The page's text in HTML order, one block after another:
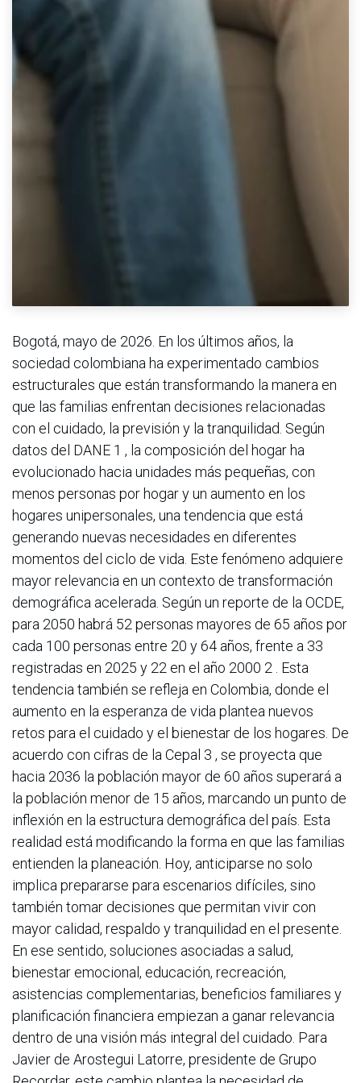
Bogotá, mayo de 2026. En los últimos años, la
sociedad colombiana ha experimentado cambios
estructurales que están transformando la manera en
que las familias enfrentan decisiones relacionadas
con el cuidado, la previsión y la tranquilidad. Según
datos del DANE 1 , la composición del hogar ha
evolucionado hacia unidades más pequeñas, con
menos personas por hogar y un aumento en los
hogares unipersonales, una tendencia que está
generando nuevas necesidades en diferentes
momentos del ciclo de vida. Este fenómeno adquiere
mayor relevancia en un contexto de transformación
demográfica acelerada. Según un reporte de la OCDE,
para 2050 habrá 52 personas mayores de 65 años por
cada 100 personas entre 20 y 64 años, frente a 33
registradas en 2025 y 22 en el año 2000 2 . Esta
tendencia también se refleja en Colombia, donde el
aumento en la esperanza de vida plantea nuevos
retos para el cuidado y el bienestar de los hogares. De
acuerdo con cifras de la Cepal 3 , se proyecta que
hacia 2036 la población mayor de 60 años superará a
la población menor de 15 años, marcando un punto de
inflexión en la estructura demográfica del país. Esta
realidad está modificando la forma en que las familias
entienden la planeación. Hoy, anticiparse no solo
implica prepararse para escenarios difíciles, sino
también tomar decisiones que permitan vivir con
mayor calidad, respaldo y tranquilidad en el presente.
En ese sentido, soluciones asociadas a salud,
bienestar emocional, educación, recreación,
asistencias complementarias, beneficios familiares y
planificación financiera empiezan a ganar relevancia
dentro de una visión más integral del cuidado. Para
Javier de Arostegui Latorre, presidente de Grupo